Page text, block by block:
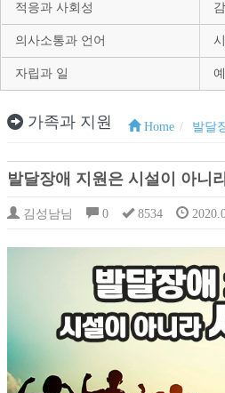
적응과 사회성
의사소통과 언어
자립과 일
가족과 지원 Home 발달
발달장애 지원은 시설이 아니
김성남님 0 8534